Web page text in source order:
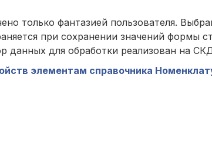
только фантазией пользователя.
при сохранении значений формы
данных для обработки реализован на
элементам справочника